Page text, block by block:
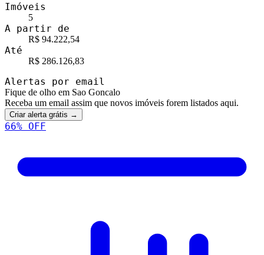
Imóveis
5
A partir de
R$ 94.222,54
Até
R$ 286.126,83
Alertas por email
Fique de olho em Sao Goncalo
Receba um email assim que novos imóveis forem listados aqui.
Criar alerta grátis →
66% OFF